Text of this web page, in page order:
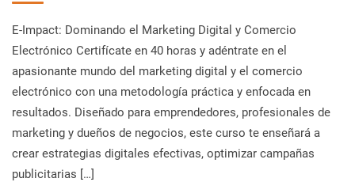
E-Impact: Dominando el Marketing Digital y Comercio
Electrónico Certifícate en 40 horas y adéntrate en el
apasionante mundo del marketing digital y el comercio
electrónico con una metodología práctica y enfocada en
resultados. Diseñado para emprendedores, profesionales de
marketing y dueños de negocios, este curso te enseñará a
crear estrategias digitales efectivas, optimizar campañas
publicitarias […]